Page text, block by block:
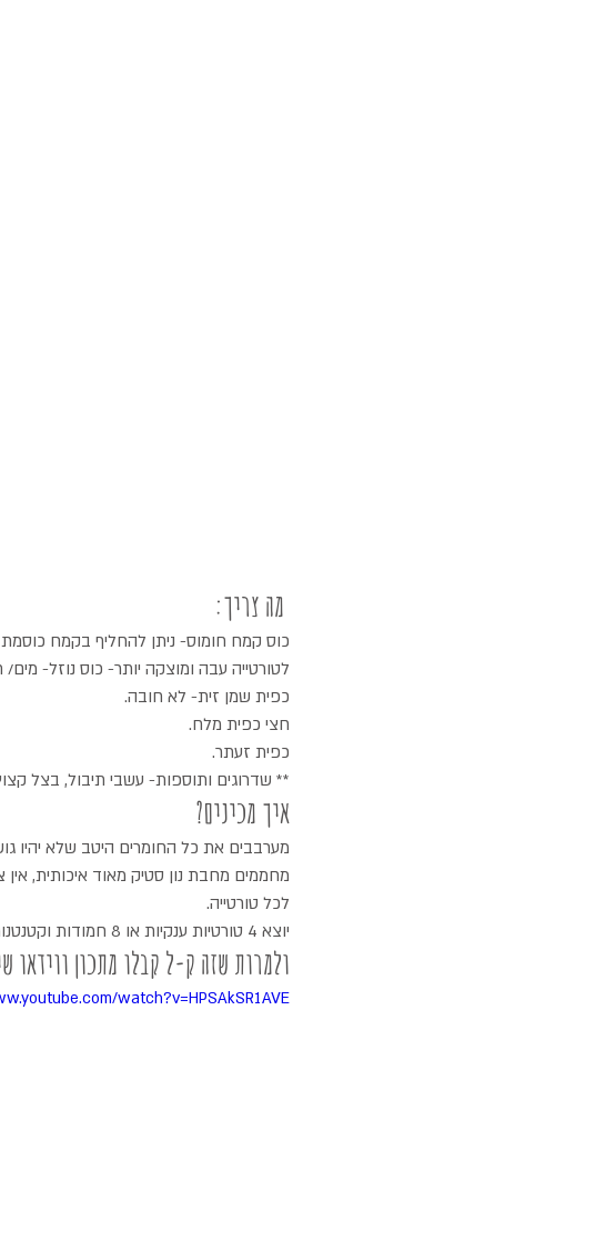
כוס קמח חומוס- ניתן להחליף בקמח
לטורטייה עבה ומוצקה יותר- כוס נוזל-
כפית שמן זית- לא חובה.
חצי כפית מלח.
כפית זעתר.
** שדרוגים ותוספות- עשבי תיבול, בצל
איך מכינים?
מערבבים את כל החומרים היטב שלא יהיו
לכל טורטייה.
יוצא 4 טורטיות ענקיות או 8 חמודות וקטנטנות.
ולמרות שזה ק-ל קבלו מתכון ווידאו
watch?v=HPSAkSR1AVE